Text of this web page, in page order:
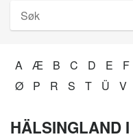
A Æ B C D E F
Ø
P R S T Ü V
HÄLSINGLAND